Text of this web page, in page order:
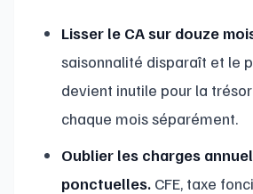
Lisser le CA sur douze
saisonnalité disparaît et le
devient inutile pour la
chaque mois séparément.
Oublier les charges
ponctuelles. CFE, taxe